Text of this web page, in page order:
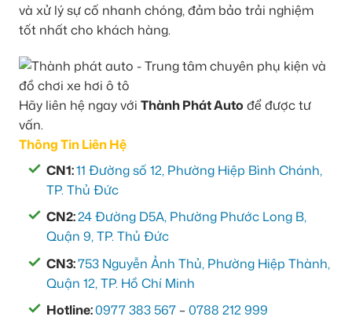
và xử lý sự cố nhanh chóng, đảm bảo trải nghiệm
tốt nhất cho khách hàng.
Hãy liên hệ ngay với Thành Phát Auto để được tư
vấn.
Thông Tin Liên Hệ
CN1:11 Đường số 12, Phường Hiệp Bình Chánh,
TP. Thủ Đức
CN2:24 Đường D5A, Phường Phước Long B,
Quận 9, TP. Thủ Đức
CN3:753 Nguyễn Ảnh Thủ, Phường Hiệp Thành,
Quận 12, TP. Hồ Chí Minh
Hotline:0977 383 567 –0788 212 999